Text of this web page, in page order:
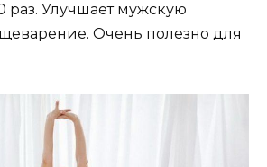
раз. Улучшает мужскую
Очень полезно для